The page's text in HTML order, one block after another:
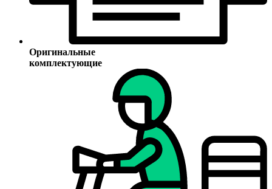
Оригинальные
комплектующие